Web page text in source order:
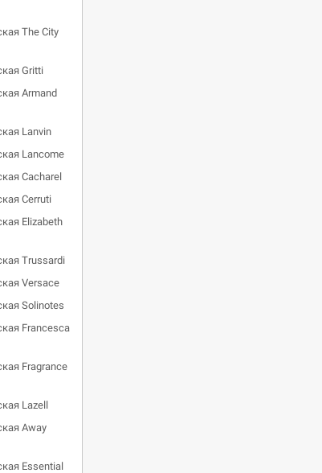
The City
Gritti
Armand
Lanvin
Lancome
Cacharel
Cerruti
Elizabeth
Trussardi
Versace
Solinotes
Francesca
Fragrance
Lazell
Away
Essential